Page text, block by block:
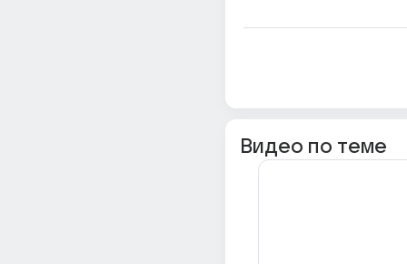
Видео по теме